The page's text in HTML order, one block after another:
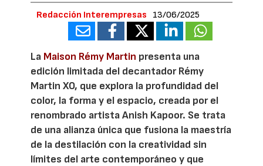
Redacción Interempresas 13/06/2025
La Maison Rémy Martin presenta una
edición limitada del decantador Rémy
Martin XO, que explora la profundidad del
color, la forma y el espacio, creada por el
renombrado artista Anish Kapoor. Se trata
de una alianza única que fusiona la maestría
de la destilación con la creatividad sin
límites del arte contemporáneo y que